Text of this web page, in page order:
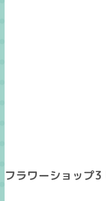
フラワーショップ